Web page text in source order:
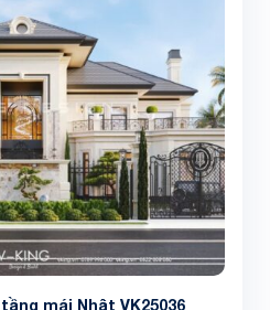
mái Nhật VK25036